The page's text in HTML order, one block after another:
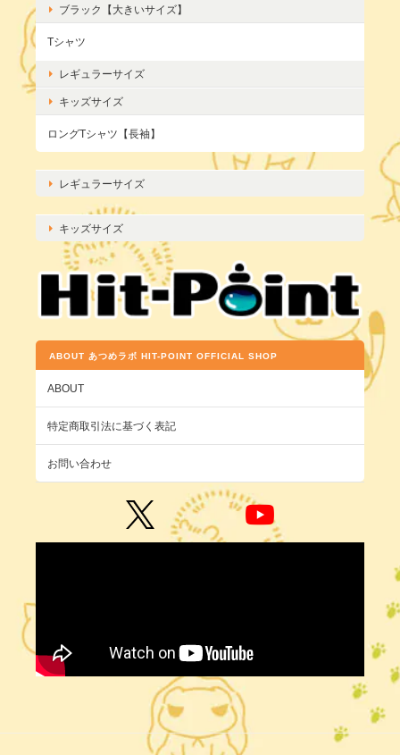
ブラック【大きいサイズ】
Tシャツ
レギュラーサイズ
キッズサイズ
ロングTシャツ【長袖】
レギュラーサイズ
キッズサイズ
ABOUT あつめラボ HIT-POINT OFFICIAL SHOP
ABOUT
特定商取引法に基づく表記
お問い合わせ